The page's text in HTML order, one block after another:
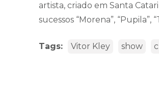
artista, criado em Santa
sucessos “Morena”,
Tags: Vitor Kley show